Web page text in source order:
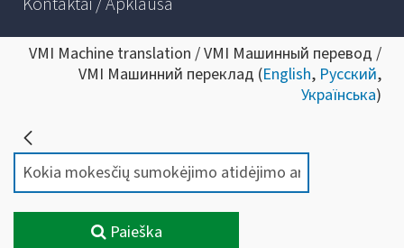
VMI Machine translation / VMI Машинный перевод /
VMI Машинний переклад (English, Русский,
Українська)
Paieška